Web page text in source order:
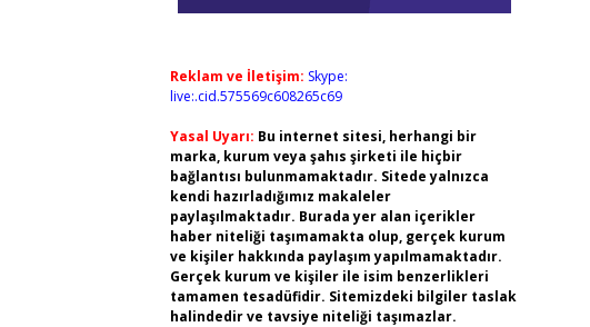
Reklam ve İletişim: Skype:
live:.cid.575569c608265c69
Yasal Uyarı: Bu internet sitesi, herhangi bir
marka, kurum veya şahıs şirketi ile hiçbir
bağlantısı bulunmamaktadır. Sitede yalnızca
kendi hazırladığımız makaleler
paylaşılmaktadır. Burada yer alan içerikler
haber niteliği taşımamakta olup, gerçek kurum
ve kişiler hakkında paylaşım yapılmamaktadır.
Gerçek kurum ve kişiler ile isim benzerlikleri
tamamen tesadüfidir. Sitemizdeki bilgiler taslak
halindedir ve tavsiye niteliği taşımazlar.